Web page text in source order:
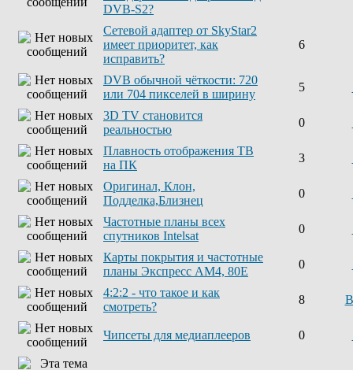
DVB-S2?
Сетевой адаптер от SkyStar2
имеет приоритет, как
исправить?
6
DVB обычной чёткости: 720
или 704 пикселей в ширину
5
3D TV становится
реальностью
0
Плавность отображения ТВ
на ПК
3
Оригинал, Клон,
Подделка,Близнец
0
Частотные планы всех
спутников Intelsat
0
Карты покрытия и частотные
планы Экспресс AM4, 80E
0
4:2:2 - что такое и как
смотреть?
8
Чипсеты для медиаплееров 0